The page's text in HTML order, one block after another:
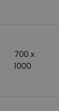
700 x
1000